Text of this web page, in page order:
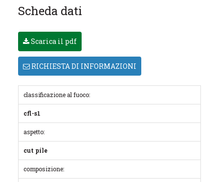
Scheda dati
Scarica il pdf
RICHIESTA DI INFORMAZIONI
classificazione al fuoco:
cfl-s1
aspetto:
cut pile
composizione: